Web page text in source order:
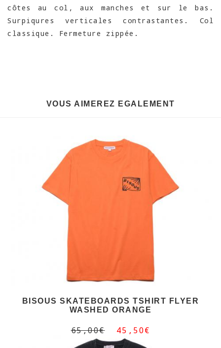
côtes au col, aux manches et sur le bas.
Surpiqures verticales contrastantes. Col
classique. Fermeture zippée.
VOUS AIMEREZ EGALEMENT
BISOUS SKATEBOARDS TSHIRT FLYER
WASHED ORANGE
65,00€ 45,50€